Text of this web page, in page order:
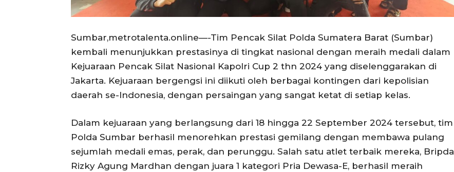
Sumbar,metrotalenta.online—-Tim Pencak Silat Polda Sumatera Barat (Sumbar)
kembali menunjukkan prestasinya di tingkat nasional dengan meraih medali dalam
Kejuaraan Pencak Silat Nasional Kapolri Cup 2 thn 2024 yang diselenggarakan di
Jakarta. Kejuaraan bergengsi ini diikuti oleh berbagai kontingen dari kepolisian
daerah se-Indonesia, dengan persaingan yang sangat ketat di setiap kelas.
Dalam kejuaraan yang berlangsung dari 18 hingga 22 September 2024 tersebut, tim
Polda Sumbar berhasil menorehkan prestasi gemilang dengan membawa pulang
sejumlah medali emas, perak, dan perunggu. Salah satu atlet terbaik mereka, Bripda
Rizky Agung Mardhan dengan juara 1 kategori Pria Dewasa-E, berhasil meraih